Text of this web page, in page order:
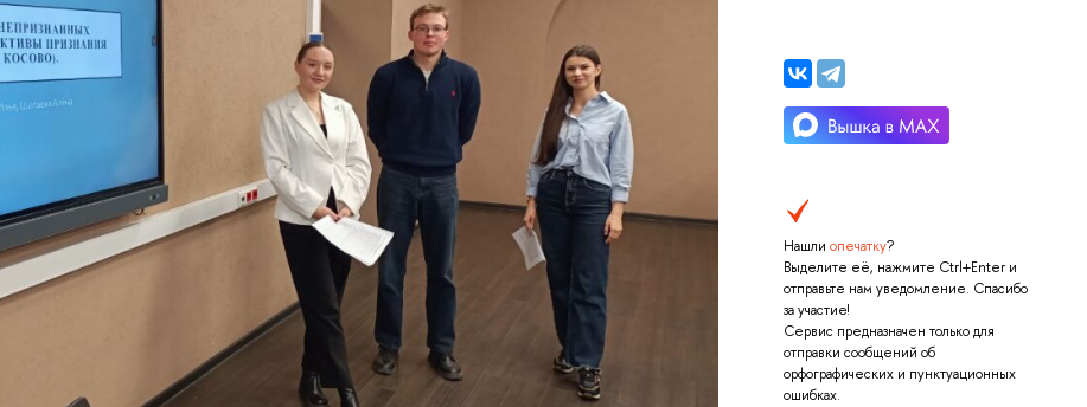
Нашли опечатку?
Выделите её, нажмите Ctrl+Enter и
отправьте нам уведомление. Спасибо
за участие!
Сервис предназначен только для
отправки сообщений об
орфографических и пунктуационных
ошибках.